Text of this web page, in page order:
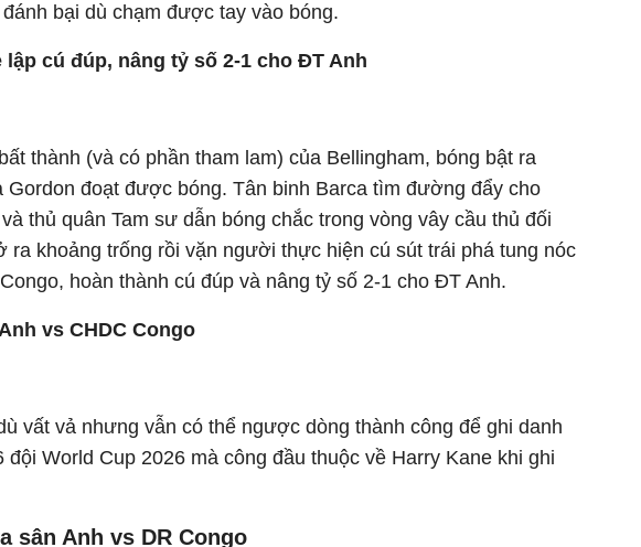
bại dù chạm được tay vào bóng.
lập cú đúp, nâng tỷ số 2-1 cho ĐT Anh
thành (và có phần tham lam) của Bellingham, bóng bật ra
Gordon đoạt được bóng. Tân binh Barca tìm đường đẩy cho
thủ quân Tam sư dẫn bóng chắc trong vòng vây cầu thủ đối
ra khoảng trống rồi vặn người thực hiện cú sút trái phá tung nóc
hoàn thành cú đúp và nâng tỷ số 2-1 cho ĐT Anh.
vs CHDC Congo
vất vả nhưng vẫn có thể ngược dòng thành công để ghi danh
đội World Cup 2026 mà công đầu thuộc về Harry Kane khi ghi
sân Anh vs DR Congo